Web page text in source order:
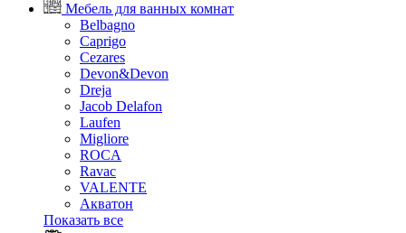
Мебель для ванных комнат
Belbagno
Caprigo
Cezares
Devon&Devon
Dreja
Jacob Delafon
Laufen
Migliore
ROCA
Rаvac
VALENTE
Акватон
Показать все